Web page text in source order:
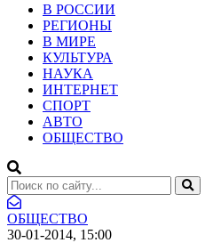
В РОССИИ
РЕГИОНЫ
В МИРЕ
КУЛЬТУРА
НАУКА
ИНТЕРНЕТ
СПОРТ
АВТО
ОБЩЕСТВО
ОБЩЕСТВО
30-01-2014, 15:00